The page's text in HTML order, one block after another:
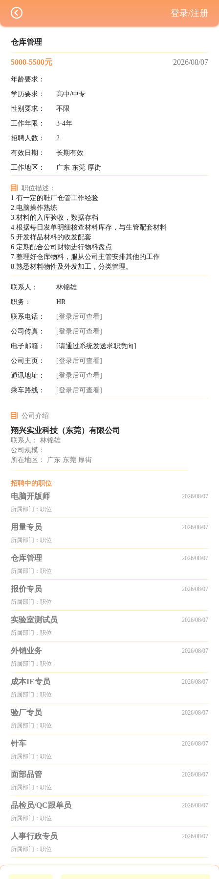
仓库管理
5000-5500元 2026/08/07
年龄要求：
学历要求：
高中/中专
性别要求：
不限
工作年限：
3-4年
招聘人数：
2
有效日期：
长期有效
工作地区：
广东 东莞 厚街
职位描述：
1.有一定的鞋厂仓管工作经验
2.电脑操作熟练
3.材料的入库验收，数据存档
4.根据每日发单明细核查材料库存，与生管配套材料
5.开发样品材料的收发配套
6.定期配合公司财物进行物料盘点
7.整理好仓库物料，服从公司主管安排其他的工作
8.熟悉材料物性及外发加工，分类管理。
联系人：
林锦雄
职务：
HR
联系电话：
[登录后可查看]
公司传真：
[登录后可查看]
电子邮箱：
[请通过系统发送求职意向]
公司主页：
[登录后可查看]
通讯地址：
[登录后可查看]
乘车路线：
[登录后可查看]
公司介绍
翔兴实业科技（东莞）有限公司
联系人： 林锦雄
公司规模：
所在地区： 广东 东莞 厚街
招聘中的职位
电脑开版师
所属部门：职位
2026/08/07
用量专员
所属部门：职位
2026/08/07
仓库管理
所属部门：职位
2026/08/07
报价专员
所属部门：职位
2026/08/07
实验室测试员
所属部门：职位
2026/08/07
外销业务
所属部门：职位
2026/08/07
成本IE专员
所属部门：职位
2026/08/07
验厂专员
所属部门：职位
2026/08/07
针车
所属部门：职位
2026/08/07
面部品管
所属部门：职位
2026/08/07
品检员/QC跟单员
所属部门：职位
2026/08/07
人事行政专员
所属部门：职位
2026/08/07
登录/注册